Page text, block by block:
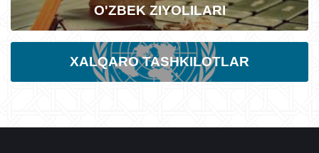
O'ZBEK ZIYOLILARI
XALQARO TASHKILOTLAR